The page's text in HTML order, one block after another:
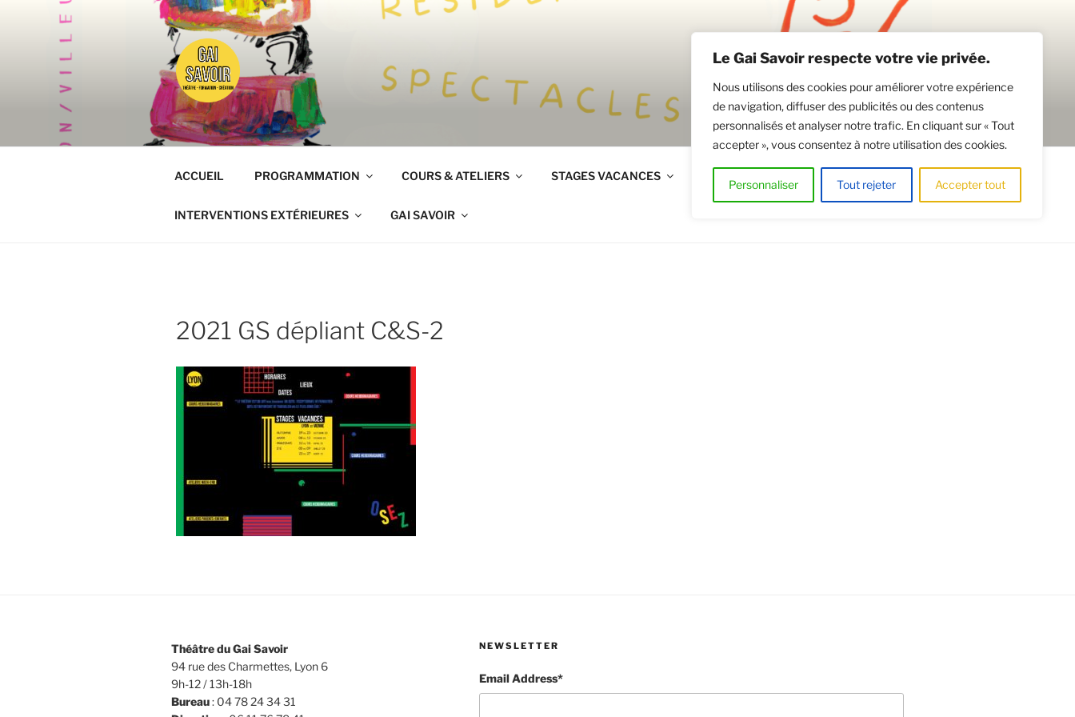
Le Gai Savoir respecte votre vie privée.
Nous utilisons des cookies pour améliorer votre expérience
de navigation, diffuser des publicités ou des contenus
personnalisés et analyser notre trafic. En cliquant sur « Tout
accepter », vous consentez à notre utilisation des cookies.
Personnaliser Tout rejeter Accepter tout
GAISAVOIR
Osez le théâtre !
ACCUEIL PROGRAMMATION COURS & ATELIERS STAGES VACANCES
INTERVENTIONS EXTÉRIEURES GAI SAVOIR
2021 GS dépliant C&S-2
Théâtre du Gai Savoir
94 rue des Charmettes, Lyon 6
9h-12 / 13h-18h
Bureau: 04 78 24 34 31
NEWSLETTER
Email Address*